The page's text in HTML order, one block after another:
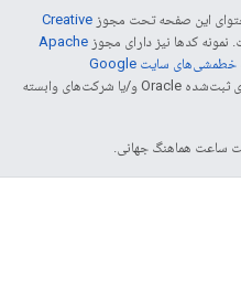
این صفحه تحت مجوزCreative
کدها نیز دارای مجوزApache
خطمشی‌های سایت Google
مراجعه کنید. جاوا علامت تجاری ثبت‌شده Oracle و/یا شرکت‌های وابسته